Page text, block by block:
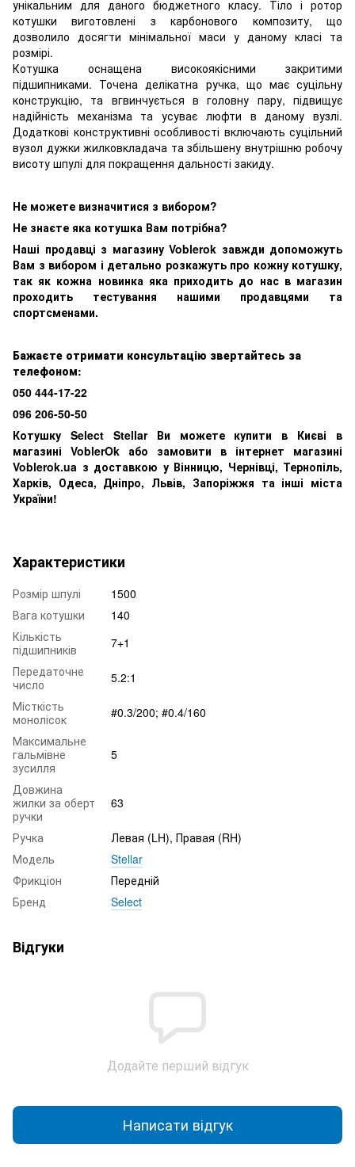
унікальним для даного бюджетного класу. Тіло і ротор
котушки виготовлені з карбонового композиту, що
дозволило досягти мінімальної маси у даному класі та
розмірі.
Котушка оснащена високоякісними закритими
підшипниками. Точена делікатна ручка, що має суцільну
конструкцію, та вгвинчується в головну пару, підвищує
надійність механізма та усуває люфти в даному вузлі.
Додаткові конструктивні особливості включають суцільний
вузол дужки жилковкладача та збільшену внутрішню робочу
висоту шпулі для покращення дальності закиду.
Не можете визначитися з вибором?
Не знаєте яка котушка Вам потрібна?
Наші продавці з магазину Voblerok завжди допоможуть
Вам з вибором і детально розкажуть про кожну котушку,
так як кожна новинка яка приходить до нас в магазин
проходить тестування нашими продавцями та
спортсменами.
Бажаєте отримати консультацію звертайтесь за
телефоном:
050 444-17-22
096 206-50-50
Котушку Select Stellar Ви можете купити в Києві в
магазині VoblerOk або замовити в інтернет магазині
Voblerok.ua з доставкою у Вінницю, Чернівці, Тернопіль,
Харків, Одеса, Дніпро, Львів, Запоріжжя та інші міста
України!
Характеристики
Розмір шпулі
1500
Вага котушки
140
Кількість
підшипників
7+1
Передаточне
число
5.2:1
Місткість
монолісок
#0.3/200; #0.4/160
Максимальне
гальмівне
зусилля
5
Довжина
жилки за оберт
ручки
63
Ручка
Левая (LH), Правая (RH)
Модель
Stellar
Фрикціон
Передній
Бренд
Select
Відгуки
Додайте перший відгук
Написати відгук